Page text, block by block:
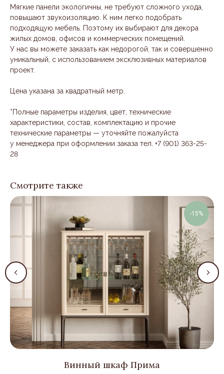
Мягкие панели экологичны, не требуют сложного ухода,
повышают звукоизоляцию. К ним легко подобрать
подходящую мебель. Поэтому их выбирают для декора
жилых домов, офисов и коммерческих помещений.
У нас вы можете заказать как недорогой, так и совершенно
уникальный, с использованием эксклюзивных материалов
проект.
Цена указана за квадратный метр.
*Полные параметры изделия, цвет, технические
характеристики, состав, комплектацию и прочие
технические параметры — уточняйте пожалуйста
у менеджера при оформлении заказа тел. +7 (901) 363-25-
28
Смотрите также
-15%
Винный шкаф Прима